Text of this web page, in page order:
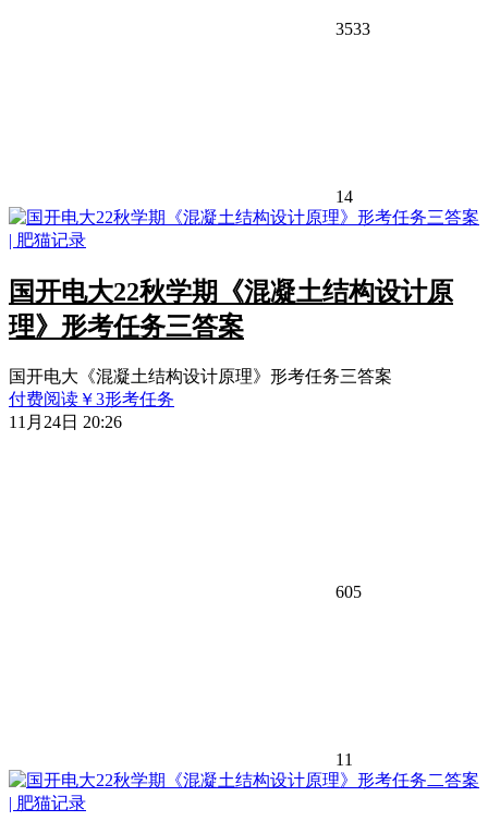
3533
14
国开电大22秋学期《混凝土结构设计原
理》形考任务三答案
国开电大《混凝土结构设计原理》形考任务三答案
付费阅读 ￥3形考任务
11月24日 20:26
605
11